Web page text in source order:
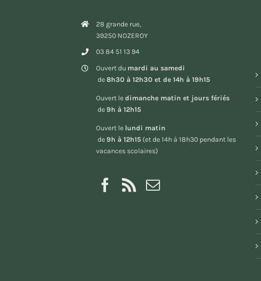
28 grande rue,
39250 NOZEROY
03 84 51 13 94
Ouvert du mardi au samedi
de8h30 à 12h30 et de 14h à 19h15
Ouvert ledimanche matin et jours fériés
de9h à 12h15
Ouvert le lundi matin
de9h à 12h15(et de 14h à 18h30 pendant les
vacances scolaires)